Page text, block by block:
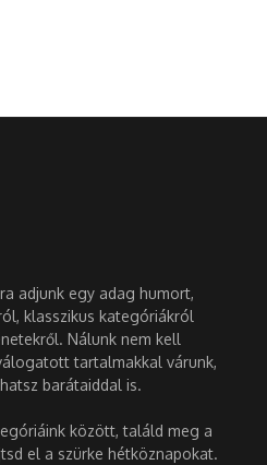
adjunk egy adag humort,
klasszikus kategóriákról
Nálunk nem kell
tartalmakkal várunk,
barátaiddal is.
között, találd meg a
el a szürke hétköznapokat.